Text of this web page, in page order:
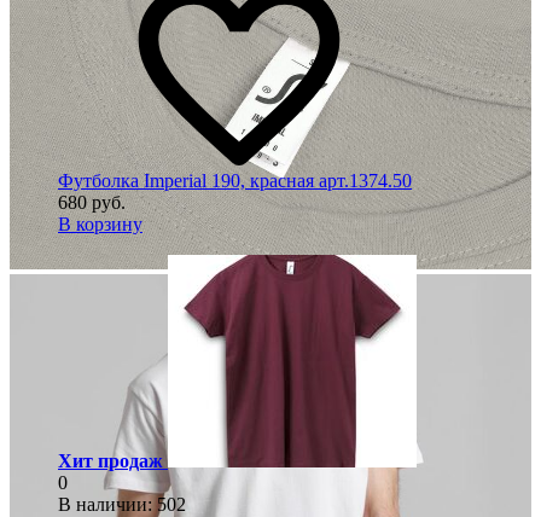
Футболка Imperial 190, красная арт.1374.50
680 руб.
В корзину
Хит продаж
0
В наличии: 502